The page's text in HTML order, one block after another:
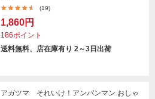
(19)
1,860円
186ポイント
送料無料、店在庫有り 2～3日出荷
アガツマ それいけ！アンパンマン おしゃ